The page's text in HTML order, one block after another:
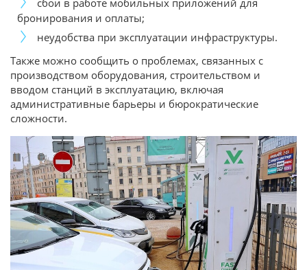
сбои в работе мобильных приложений для
бронирования и оплаты;
неудобства при эксплуатации инфраструктуры.
Также можно сообщить о проблемах, связанных с
производством оборудования, строительством и
вводом станций в эксплуатацию, включая
административные барьеры и бюрократические
сложности.